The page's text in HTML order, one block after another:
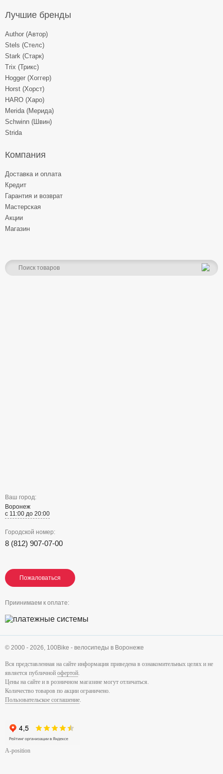
Лучшие бренды
Author (Автор)
Stels (Стелс)
Stark (Старк)
Trix (Трикс)
Hogger (Хоггер)
Horst (Хорст)
HARO (Харо)
Merida (Мерида)
Schwinn (Швин)
Strida
Компания
Доставка и оплата
Кредит
Гарантия и возврат
Мастерская
Акции
Магазин
Ваш город:
Воронеж
с 11:00 до 20:00
Городской номер:
8 (812) 907-07-00
Пожаловаться
Пожаловаться
Пожаловаться
Приинимаем к оплате:
© 2000 - 2026, 100Bike - велосипеды в Воронеже
Вся представленная на сайте информация приведена в ознакомительных целях и не
является публичной офертой.
Цены на сайте и в розничном магазине могут отличаться.
Количество товаров по акции ограничено.
Пользовательское соглашение.
A-position